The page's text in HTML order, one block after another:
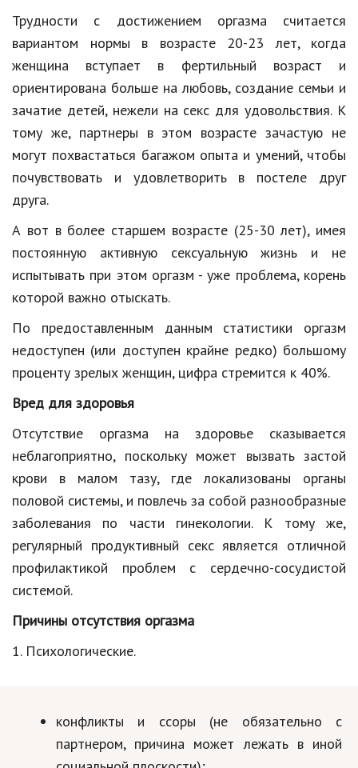
Hi-Tech. Интернет
Авто, мото
Дом и сад
Недвижимость
Спорт и фитнес
Психология и отношения
Творчество и рукоделие
Работа и бизнес
Животные
Еда и напитки
Праздники и подарки
Кинематограф
Домашние животные
Семья и дети
Путешествия
Строительство
Культура и общество
Мода и стиль
Бизнес
Хобби и развлечения
Юриспруденция
Природа
Трудности с достижением оргазма считается
вариантом нормы в возрасте 20-23 лет, когда
женщина вступает в фертильный возраст и
ориентирована больше на любовь, создание семьи и
зачатие детей, нежели на секс для удовольствия. К
тому же, партнеры в этом возрасте зачастую не
могут похвастаться багажом опыта и умений, чтобы
почувствовать и удовлетворить в постеле друг
друга.
А вот в более старшем возрасте (25-30 лет), имея
постоянную активную сексуальную жизнь и не
испытывать при этом оргазм - уже проблема, корень
которой важно отыскать.
По предоставленным данным статистики оргазм
недоступен (или доступен крайне редко) большому
проценту зрелых женщин, цифра стремится к 40%.
Вред для здоровья
Отсутствие оргазма на здоровье сказывается
неблагоприятно, поскольку может вызвать застой
крови в малом тазу, где локализованы органы
половой системы, и повлечь за собой разнообразные
заболевания по части гинекологии. К тому же,
регулярный продуктивный секс является отличной
профилактикой проблем с сердечно-сосудистой
системой.
Причины отсутствия оргазма
1. Психологические.
конфликты и ссоры (не обязательно с
партнером, причина может лежать в иной